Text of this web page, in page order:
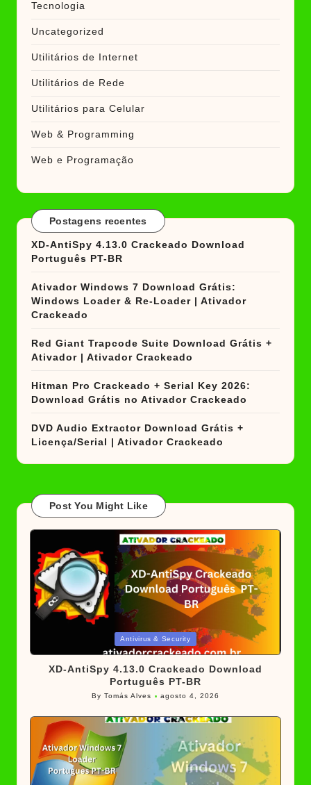
Tecnologia
Uncategorized
Utilitários de Internet
Utilitários de Rede
Utilitários para Celular
Web & Programming
Web e Programação
Postagens recentes
XD-AntiSpy 4.13.0 Crackeado Download
Português PT-BR
Ativador Windows 7 Download Grátis:
Windows Loader & Re-Loader | Ativador
Crackeado
Red Giant Trapcode Suite Download Grátis +
Ativador | Ativador Crackeado
Hitman Pro Crackeado + Serial Key 2026:
Download Grátis no Ativador Crackeado
DVD Audio Extractor Download Grátis +
Licença/Serial | Ativador Crackeado
Post You Might Like
in
Antivirus & Security
XD-AntiSpy 4.13.0 Crackeado Download
Português PT-BR
Posted
ByTomás Alves agosto 4, 2026